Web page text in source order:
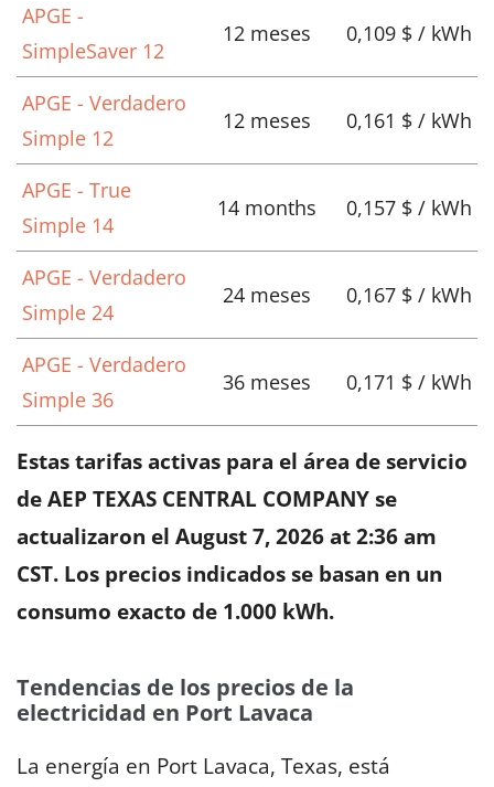
APGE -
SimpleSaver 12
12 meses 0,109 $ / kWh
APGE - Verdadero
Simple 12
12 meses 0,161 $ / kWh
APGE - True
Simple 14
14 months 0,157 $ / kWh
APGE - Verdadero
Simple 24
24 meses 0,167 $ / kWh
APGE - Verdadero
Simple 36
36 meses 0,171 $ / kWh
Estas tarifas activas para el área de servicio
de AEP TEXAS CENTRAL COMPANY se
actualizaron el August 7, 2026 at 2:36 am
CST. Los precios indicados se basan en un
consumo exacto de 1.000 kWh.
Tendencias de los precios de la
electricidad en Port Lavaca
La energía en Port Lavaca, Texas, está